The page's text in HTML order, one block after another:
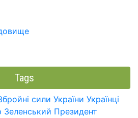
Tags
сили України Українці
Президент